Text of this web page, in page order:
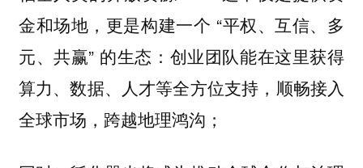
金和场地，更是构建一个 “平权、互信、多
元、共赢” 的生态：创业团队能在这里获得
算力、数据、人才等全方位支持，顺畅接入
全球市场，跨越地理鸿沟；